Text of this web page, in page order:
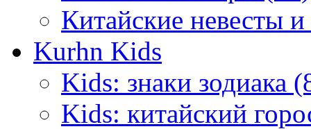
Китайские невесты
Kurhn Kids
Kids: знаки зодиака
Kids: китайский